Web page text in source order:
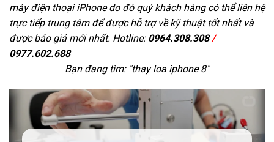
máy điện thoại iPhone do đó quý khách hàng có thể liên hệ
trực tiếp trung tâm để được hỗ trợ về kỹ thuật tốt nhất và
được báo giá mới nhất. Hotline: 0964.308.308/
0977.602.688
Bạn đang tìm: "thay loa iphone 8"